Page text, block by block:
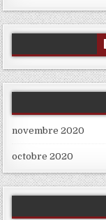
novembre 2020
octobre 2020